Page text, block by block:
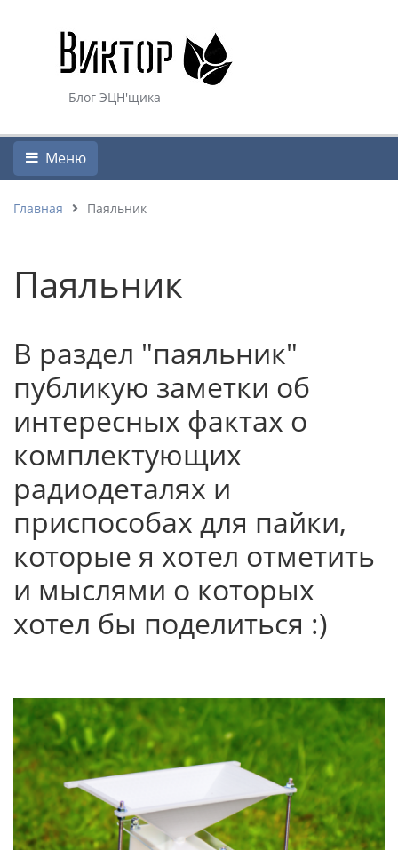
Блог ЭЦН'щика
Меню
Главная Паяльник
Паяльник
В раздел "паяльник"
публикую заметки об
интересных фактах о
комплектующих
радиодеталях и
приспособах для пайки,
которые я хотел отметить
и мыслями о которых
хотел бы поделиться :)